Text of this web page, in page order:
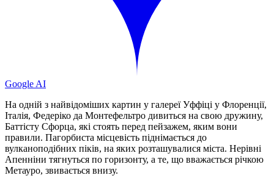
Google AI
На одній з найвідоміших картин у галереї Уффіці у Флоренції,
Італія, Федеріко да Монтефельтро дивиться на свою дружину,
Баттісту Сфорца, які стоять перед пейзажем, яким вони
правили. Пагорбиста місцевість піднімається до
вулканоподібних піків, на яких розташувалися міста. Нерівні
Апенніни тягнуться по горизонту, а те, що вважається річкою
Метауро, звивається внизу.